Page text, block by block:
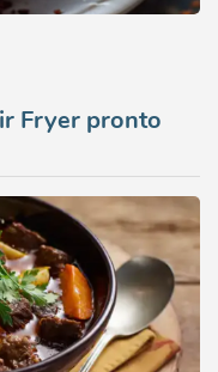
Fryer pronto